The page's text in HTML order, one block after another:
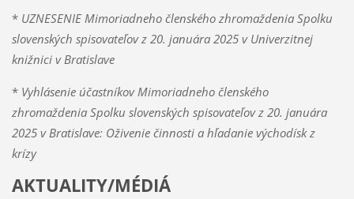
* UZNESENIE Mimoriadneho členského zhromaždenia Spolku
slovenských spisovateľov z 20. januára 2025 v Univerzitnej
knižnici v Bratislave
* Vyhlásenie účastníkov Mimoriadneho členského
zhromaždenia Spolku slovenských spisovateľov z 20. januára
2025 v Bratislave: Oživenie činnosti a hľadanie východísk z
krízy
AKTUALITY/MÉDIÁ